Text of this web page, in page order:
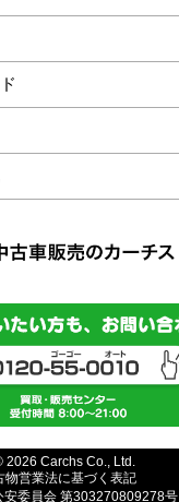
2026 Carchs Co., Ltd.
物営業法に基づく表記
安委員会 第303270809278号